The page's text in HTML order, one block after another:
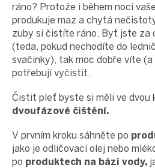
ráno? Protože i během noci
produkuje maz a chytá
zuby si čistíte ráno. Byť jste za
(teda, pokud nechodíte do
svačinky), tak moc dobře víte
potřebují vyčistit.
Čistit pleť byste si měli ve dvou
dvoufázové čištění.
V prvním kroku sáhněte po
jako je odličovací olej nebo
po produktech na bázi vody,